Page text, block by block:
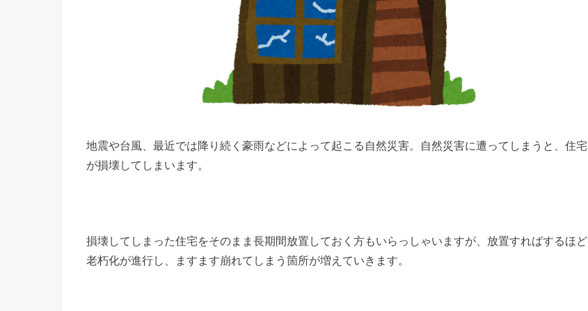
地震や台風、最近では降り続く豪雨などによって起こる自然災害。自然災害に遭ってしまうと、住宅
が損壊してしまいます。
損壊してしまった住宅をそのまま長期間放置しておく方もいらっしゃいますが、放置すればするほど
老朽化が進行し、ますます崩れてしまう箇所が増えていきます。